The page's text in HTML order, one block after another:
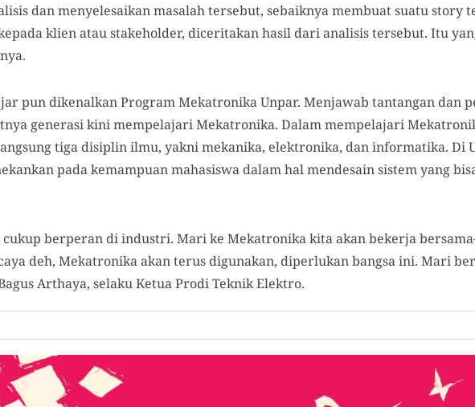
dan menyelesaikan masalah tersebut, sebaiknya membuat suatu story
klien atau stakeholder, diceritakan hasil dari analisis tersebut. Itu
pun dikenalkan Program Mekatronika Unpar. Menjawab tantangan dan
generasi kini mempelajari Mekatronika. Dalam mempelajari
tiga disiplin ilmu, yakni mekanika, elektronika, dan informatika. Di
pada kemampuan mahasiswa dalam hal mendesain sistem yang
berperan di industri. Mari ke Mekatronika kita akan bekerja
deh, Mekatronika akan terus digunakan, diperlukan bangsa ini. Mari
Arthaya, selaku Ketua Prodi Teknik Elektro.